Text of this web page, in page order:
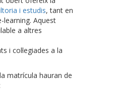
i estudis, tant en
learning. Aquest
a altres
i col·legiades a la
matrícula hauran de